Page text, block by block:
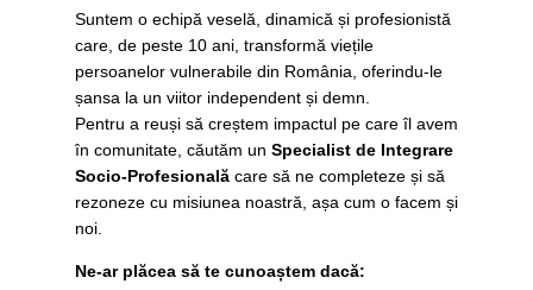
Suntem o echipă veselă, dinamică și profesionistă
care, de peste 10 ani, transformă viețile
persoanelor vulnerabile din România, oferindu-le
șansa la un viitor independent și demn.
Pentru a reuși să creștem impactul pe care îl avem
în comunitate, căutăm un Specialist de Integrare
Socio-Profesionalăcare să ne completeze și să
rezoneze cu misiunea noastră, așa cum o facem și
noi.
Ne-ar plăcea să te cunoaștem dacă: